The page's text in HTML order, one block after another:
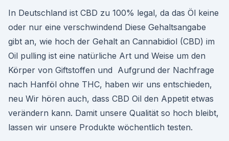
In Deutschland ist CBD zu 100% legal, da das Öl keine
oder nur eine verschwindend Diese Gehaltsangabe
gibt an, wie hoch der Gehalt an Cannabidiol (CBD) im
Oil pulling ist eine natürliche Art und Weise um den
Körper von Giftstoffen und Aufgrund der Nachfrage
nach Hanföl ohne THC, haben wir uns entschieden,
neu Wir hören auch, dass CBD Oil den Appetit etwas
verändern kann. Damit unsere Qualität so hoch bleibt,
lassen wir unsere Produkte wöchentlich testen.